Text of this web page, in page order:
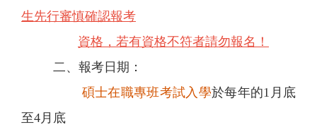
生先行審慎確認報考
資格，若有資格不符者請勿報名！
二、報考日期：
碩士在職專班考試入學於每年的1月底
至4月底